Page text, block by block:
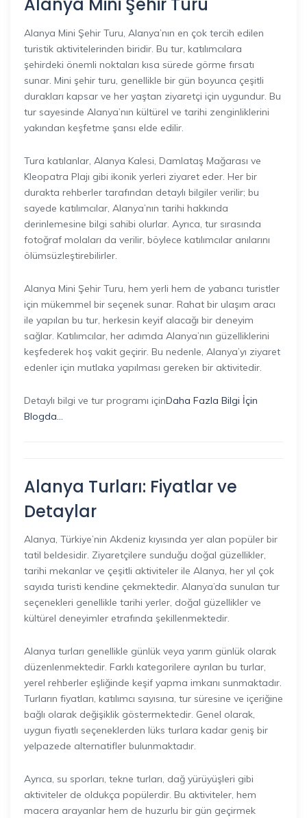
Alanya Mini Şehir Turu
Alanya Mini Şehir Turu, Alanya’nın en çok tercih edilen
turistik aktivitelerinden biridir. Bu tur, katılımcılara
şehirdeki önemli noktaları kısa sürede görme fırsatı
sunar. Mini şehir turu, genellikle bir gün boyunca çeşitli
durakları kapsar ve her yaştan ziyaretçi için uygundur. Bu
tur sayesinde Alanya’nın kültürel ve tarihi zenginliklerini
yakından keşfetme şansı elde edilir.
Tura katılanlar, Alanya Kalesi, Damlataş Mağarası ve
Kleopatra Plajı gibi ikonik yerleri ziyaret eder. Her bir
durakta rehberler tarafından detaylı bilgiler verilir; bu
sayede katılımcılar, Alanya’nın tarihi hakkında
derinlemesine bilgi sahibi olurlar. Ayrıca, tur sırasında
fotoğraf molaları da verilir, böylece katılımcılar anılarını
ölümsüzleştirebilirler.
Alanya Mini Şehir Turu, hem yerli hem de yabancı turistler
için mükemmel bir seçenek sunar. Rahat bir ulaşım aracı
ile yapılan bu tur, herkesin keyif alacağı bir deneyim
sağlar. Katılımcılar, her adımda Alanya’nın güzelliklerini
keşfederek hoş vakit geçirir. Bu nedenle, Alanya’yı ziyaret
edenler için mutlaka yapılması gereken bir aktivitedir.
Detaylı bilgi ve tur programı içinDaha Fazla Bilgi İçin
Blogda…
Alanya Turları: Fiyatlar ve
Detaylar
Alanya, Türkiye’nin Akdeniz kıyısında yer alan popüler bir
tatil beldesidir. Ziyaretçilere sunduğu doğal güzellikler,
tarihi mekanlar ve çeşitli aktiviteler ile Alanya, her yıl çok
sayıda turisti kendine çekmektedir. Alanya’da sunulan tur
seçenekleri genellikle tarihi yerler, doğal güzellikler ve
kültürel deneyimler etrafında şekillenmektedir.
Alanya turları genellikle günlük veya yarım günlük olarak
düzenlenmektedir. Farklı kategorilere ayrılan bu turlar,
yerel rehberler eşliğinde keşif yapma imkanı sunmaktadır.
Turların fiyatları, katılımcı sayısına, tur süresine ve içeriğine
bağlı olarak değişiklik göstermektedir. Genel olarak,
uygun fiyatlı seçeneklerden lüks turlara kadar geniş bir
yelpazede alternatifler bulunmaktadır.
Ayrıca, su sporları, tekne turları, dağ yürüyüşleri gibi
aktiviteler de oldukça popülerdir. Bu aktiviteler, hem
macera arayanlar hem de huzurlu bir gün geçirmek